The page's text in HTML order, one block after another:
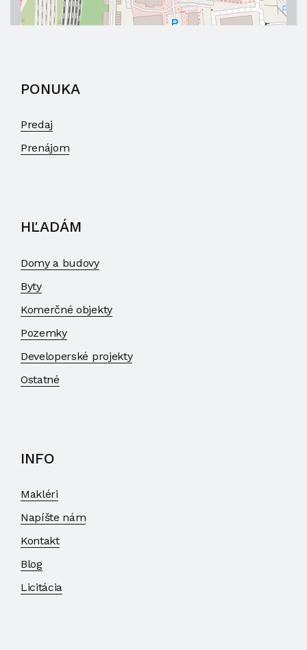
PONUKA
Predaj
Prenájom
HĽADÁM
Domy a budovy
Byty
Komerčné objekty
Pozemky
Developerské projekty
Ostatné
INFO
Makléri
Napíšte nám
Kontakt
Blog
Licitácia